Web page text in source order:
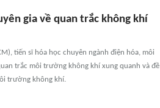
gia về quan trắc không khí
tiến sĩ hóa học chuyên ngành điện hóa, môi
trắc môi trường không khí xung quanh và đề
trường không khí.